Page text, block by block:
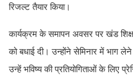
रिजल्ट तैयार किया।
कार्यक्रम के समापन अवसर पर खंड
को बधाई दी। उन्होंने सेमिनार में भाग
उन्हें भविष्य की प्रतियोगिताओं के लिए